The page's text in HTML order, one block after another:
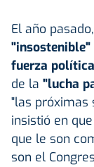
El año pasado,
fuerza
de la "lucha
"las próximas
insistió en
que le son
son el